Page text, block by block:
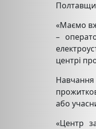
«Маємо
–
центрі
або
«Центр